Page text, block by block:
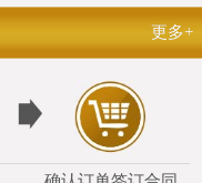
家哪里好
更多+